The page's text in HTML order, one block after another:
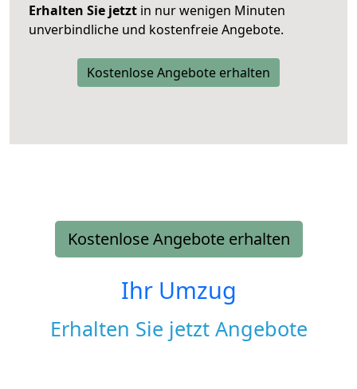
Erhalten Sie jetzt in nur wenigen Minuten
unverbindliche und kostenfreie Angebote.
Kostenlose Angebote erhalten
Kostenlose Angebote erhalten
Ihr Umzug
Erhalten Sie jetzt Angebote